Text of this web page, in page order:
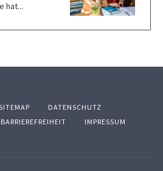
hat...
DATENSCHUTZ
BARRIEREFREIHEIT IMPRESSUM